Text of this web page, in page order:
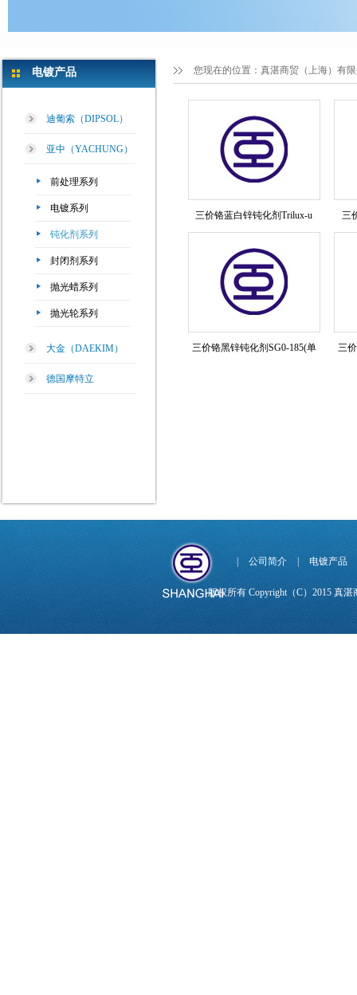
电镀产品
迪葡索（DIPSOL）
亚中（YACHUNG）
前处理系列
电镀系列
钝化剂系列
封闭剂系列
抛光蜡系列
抛光轮系列
大金（DAEKIM）
德国摩特立
您现在的位置： 真湛商贸（上海）有
三价铬蓝白锌钝化剂Trilux-u 三
三价铬黑锌钝化剂SG0-185(单 三
公司简介 电镀产品
版权所有 Copyright（C）2015 真